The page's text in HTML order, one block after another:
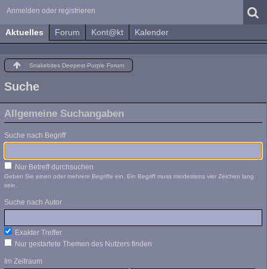
Anmelden oder registrieren
Aktuelles Forum Kont@kt Kalender
Snakebites Deepest-Purple Forum
Suche
Allgemeine Suchangaben
Suche nach Begriff
Nur Betreff durchsuchen
Geben Sie einen oder mehrere Begriffe ein. Ein Begriff muss mindestens vier Zeichen lang
sein.
Suche nach Autor
Exakter Treffer
Nur gestartete Themen des Nutzers finden
Im Zeitraum